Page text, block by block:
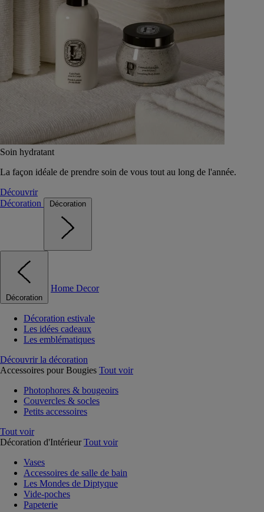
Soin hydratant
La façon idéale de prendre soin de vous tout au long de l'année.
Découvrir
Décoration
Décoration
Décoration
Home Decor
Décoration estivale
Les idées cadeaux
Les emblématiques
Découvrir la décoration
Accessoires pour Bougies Tout voir
Photophores & bougeoirs
Couvercles & socles
Petits accessoires
Tout voir
Décoration d'Intérieur Tout voir
Vases
Accessoires de salle de bain
Les Mondes de Diptyque
Vide-poches
Papeterie